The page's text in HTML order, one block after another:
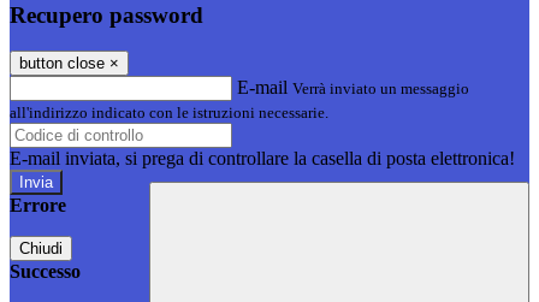
Recupero password
button close ×
E-mail Verrà inviato un messaggio
all'indirizzo indicato con le istruzioni necessarie.
E-mail inviata, si prega di controllare la casella di posta elettronica!
Errore
Chiudi
Successo